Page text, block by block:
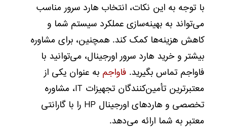
با توجه به این نکات، انتخاب هارد سرور مناسب
می‌تواند به بهینه‌سازی عملکرد سیستم شما و
کاهش هزینه‌ها کمک کند. همچنین، برای مشاوره
بیشتر و خرید هارد سرور اورجینال، می‌توانید با
فاواجم تماس بگیرید. فاواجم به عنوان یکی از
معتبرترین تأمین‌کنندگان تجهیزات IT، مشاوره
تخصصی و هاردهای اورجینال HP را با گارانتی
معتبر به شما ارائه می‌دهد.